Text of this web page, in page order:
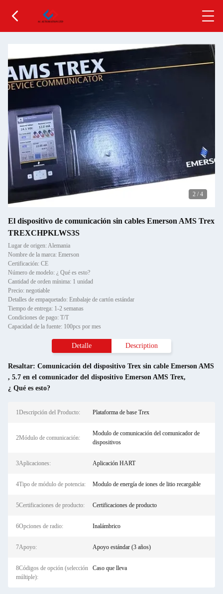
2 / 4
El dispositivo de comunicación sin cables Emerson AMS Trex
TREXCHPKLWS3S
Lugar de origen: Alemania
Nombre de la marca: Emerson
Certificación: CE
Número de modelo: ¿ Qué es esto?
Cantidad de orden mínima: 1 unidad
Precio: negotiable
Detalles de empaquetado: Embalaje de cartón estándar
Tiempo de entrega: 1-2 semanas
Condiciones de pago: T/T
Capacidad de la fuente: 100pcs por mes
Detalle Description
Resaltar: Comunicación del dispositivo Trex sin cable Emerson AMS
, 5.7 en el comunicador del dispositivo Emerson AMS Trex,
¿ Qué es esto?
1Descripción del Producto: Plataforma de base Trex
2Módulo de comunicación:
Modulo de comunicación del comunicador de
dispositivos
3Aplicaciones: Aplicación HART
4Tipo de módulo de potencia: Modulo de energía de iones de litio recargable
5Certificaciones de producto: Certificaciones de producto
6Opciones de radio: Inalámbrico
7Apoyo: Apoyo estándar (3 años)
8Códigos de opción (selección
múltiple):
Caso que lleva